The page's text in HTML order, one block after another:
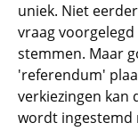
uniek. Niet
vraag
stemmen. Maar
'referendum'
verkiezingen kan
wordt ingestemd